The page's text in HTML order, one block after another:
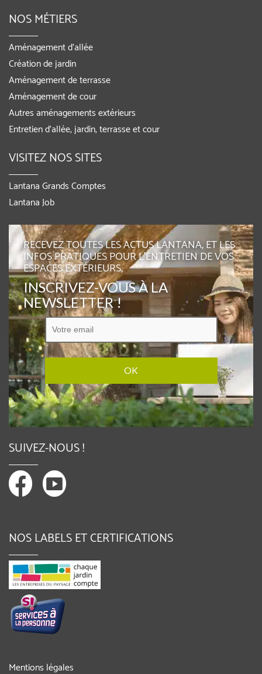
NOS MÉTIERS
Aménagement d’allée
Création de jardin
Aménagement de terrasse
Aménagement de cour
Autres aménagements extérieurs
Entretien d’allée, jardin, terrasse et cour
VISITEZ NOS SITES
Lantana Grands Comptes
Lantana Job
RECEVEZ TOUTES LES ACTUS LANTANA, ET LES
INFOS PRATIQUES POUR L'ENTRETIEN DE VOS
ESPACES EXTÉRIEURS,
INSCRIVEZ-VOUS À LA
NEWSLETTER !
SUIVEZ-NOUS !
NOS LABELS ET CERTIFICATIONS
Mentions légales